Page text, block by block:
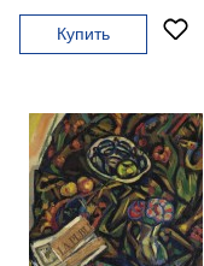
Купить